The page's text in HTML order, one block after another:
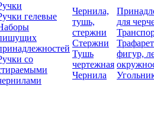
гелевые
со
Чернила,
тушь,
стержни
Стержни
Тушь
чертежная
Чернила
для
фигур,